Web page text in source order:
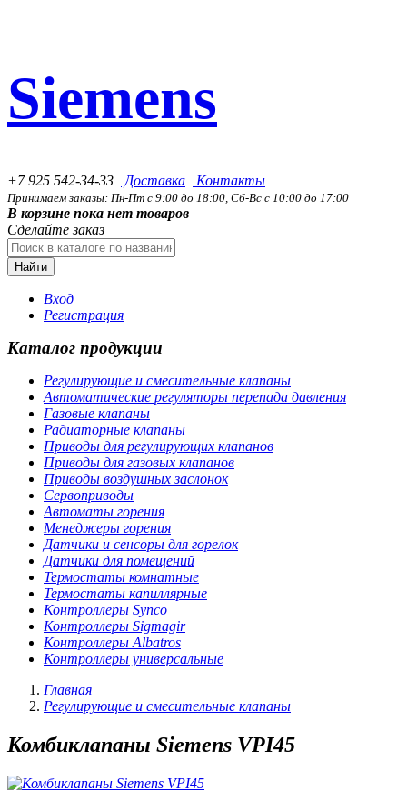
Siemens
+7 925 542-34-33 Доставка Контакты
Принимаем заказы: Пн-Пт с 9:00 до 18:00, Сб-Вс с 10:00 до 17:00
В корзине пока нет товаров
Сделайте заказ
Найти
Вход
Регистрация
Каталог продукции
Регулирующие и смесительные клапаны
Автоматические регуляторы перепада давления
Газовые клапаны
Радиаторные клапаны
Приводы для регулирующих клапанов
Приводы для газовых клапанов
Приводы воздушных заслонок
Сервоприводы
Автоматы горения
Менеджеры горения
Датчики и сенсоры для горелок
Датчики для помещений
Термостаты комнатные
Термостаты капиллярные
Контроллеры Synco
Контроллеры Sigmagir
Контроллеры Albatros
Контроллеры универсальные
Главная
Регулирующие и смесительные клапаны
Комбиклапаны Siemens VPI45